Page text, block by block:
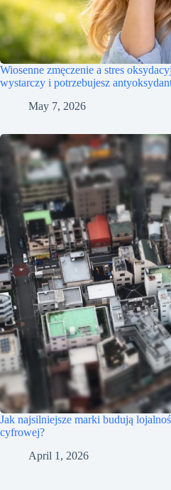
Wiosenne zmęczenie a stres
wystarczy i potrzebujesz
May 7, 2026
Jak najsilniejsze marki budują
cyfrowej?
April 1, 2026